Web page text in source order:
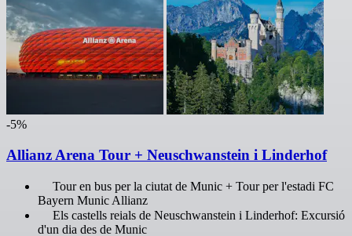
-5%
Allianz Arena Tour + Neuschwanstein i Linderhof
Tour en bus per la ciutat de Munic + Tour per l'estadi FC
Bayern Munic Allianz
Els castells reials de Neuschwanstein i Linderhof: Excursió
d'un dia des de Munic